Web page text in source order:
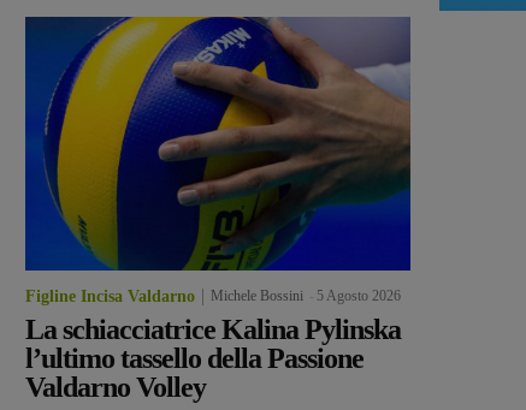
Figline Incisa Valdarno Michele Bossini 5 Agosto 2026
La schiacciatrice Kalina Pylinska
l’ultimo tassello della Passione
Valdarno Volley